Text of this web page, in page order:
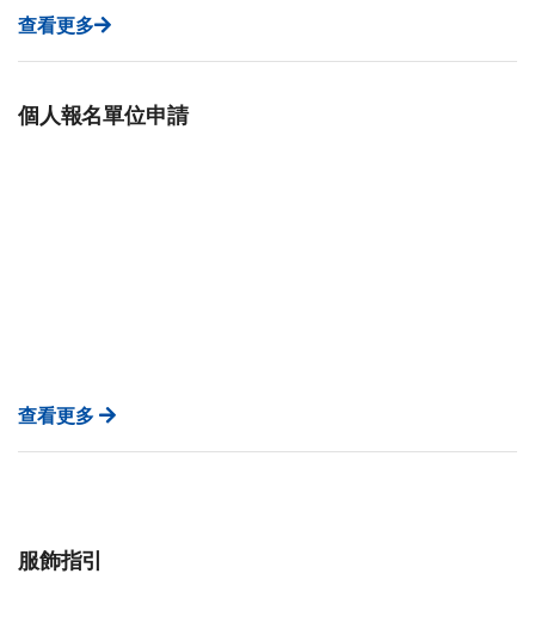
查看更多
個人報名單位申請
查看更多
服飾指引